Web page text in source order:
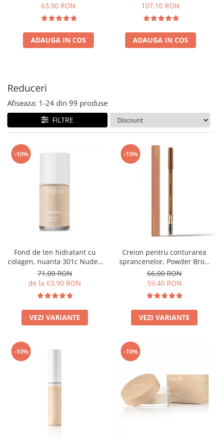
63,90 RON
ADAUGA IN COS
107,10 RON
ADAUGA IN COS
Reduceri
Afiseaza: 1-24 din 99 produse
FILTRE
-10%
Fond de ten hidratant cu
colagen, nuanta 301c Nude -
30ml
71,00 RON
de la 63,90 RON
VEZI VARIANTE
-10%
Creion pentru conturarea
sprancenelor, Powder Brow
Pencil, nuanta Honey Blond -
1.19g
66,00 RON
59,40 RON
VEZI VARIANTE
-10% -10%